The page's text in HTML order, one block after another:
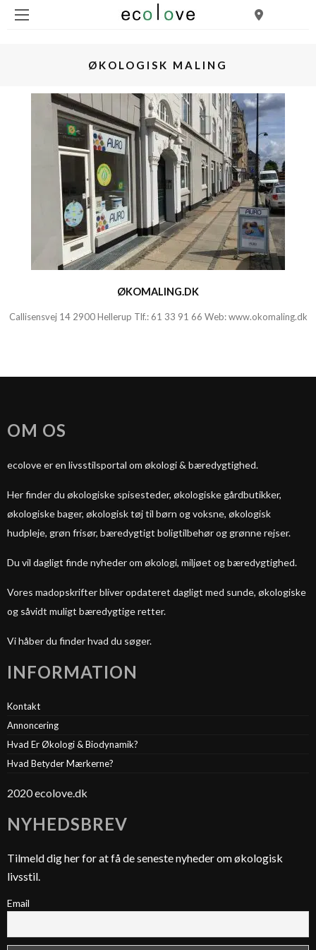
ØKOLOGISK MALING
ØKOMALING.DK
Callisensvej 14 2900 Hellerup Tlf.:61 33 91 66 Web:www.okomaling.dk
OM OS
ecolove er en livsstilsportal om økologi & bæredygtighed.
Her finder du økologiske spisesteder, økologiske gårdbutikker,
økologiske bager, økologisk tøj til børn og voksne, økologisk
hudpleje, grøn frisør, bæredygtigt boligtilbehør og grønne rejser.
Du vil dagligt finde nyheder om økologi, miljøet og bæredygtighed.
Vores madopskrifter bliver opdateret dagligt med sunde, økologiske
og såvidt muligt bæredygtige retter.
Vi håber du finder hvad du søger.
INFORMATION
Kontakt
Annoncering
Hvad Er Økologi & Biodynamik?
Hvad Betyder Mærkerne?
2020 ecolove.dk
NYHEDSBREV
Tilmeld dig her for at få de seneste nyheder om økologisk
livsstil.
Email